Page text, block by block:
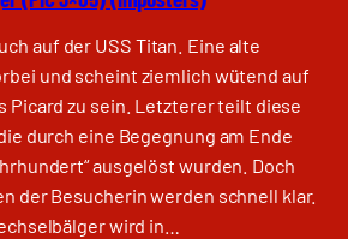
auf der USS Titan. Eine alte
und scheint ziemlich wütend auf
Picard zu sein. Letzterer teilt diese
durch eine Begegnung am Ende
ausgelöst wurden. Doch
der Besucherin werden schnell klar.
wird in…